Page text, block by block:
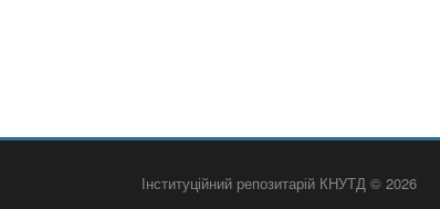
Інституційний репозитарій КНУТД © 2026